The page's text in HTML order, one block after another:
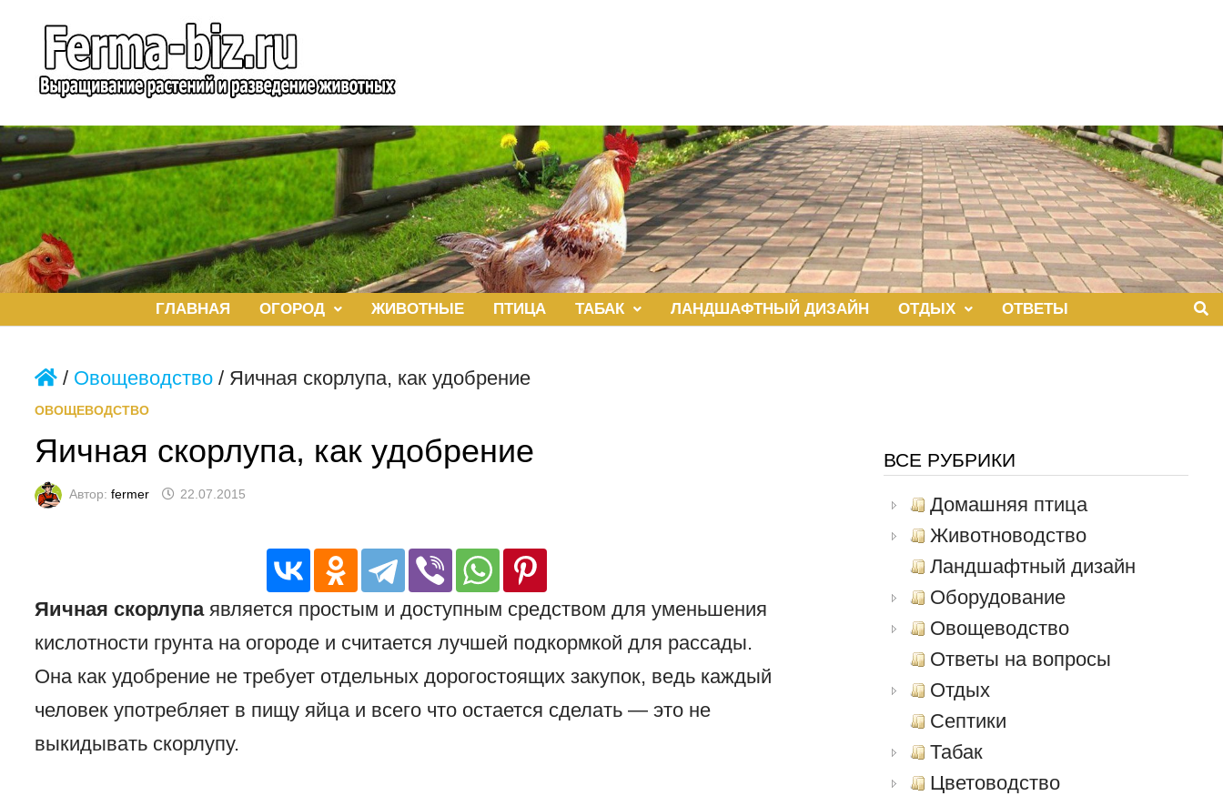
содержимому
ГЛАВНАЯ ОГОРОД ЖИВОТНЫЕ ПТИЦА ТАБАК ЛАНДШАФТНЫЙ ДИЗАЙН ОТДЫХ ОТВЕТЫ
/ Овощеводство / Яичная скорлупа, как удобрение
ОВОЩЕВОДСТВО
Яичная скорлупа, как удобрение
Автор:fermer 22.07.2015
Яичная скорлупаявляется простым и доступным средством для уменьшения
кислотности грунта на огороде и считается лучшей подкормкой для рассады.
Она как удобрение не требует отдельных дорогостоящих закупок, ведь каждый
человек употребляет в пищу яйца и всего что остается сделать — это не
выкидывать скорлупу.
ВСЕ РУБРИКИ
Домашняя птица
Животноводство
Ландшафтный дизайн
Оборудование
Овощеводство
Ответы на вопросы
Отдых
Септики
Табак
Цветоводство